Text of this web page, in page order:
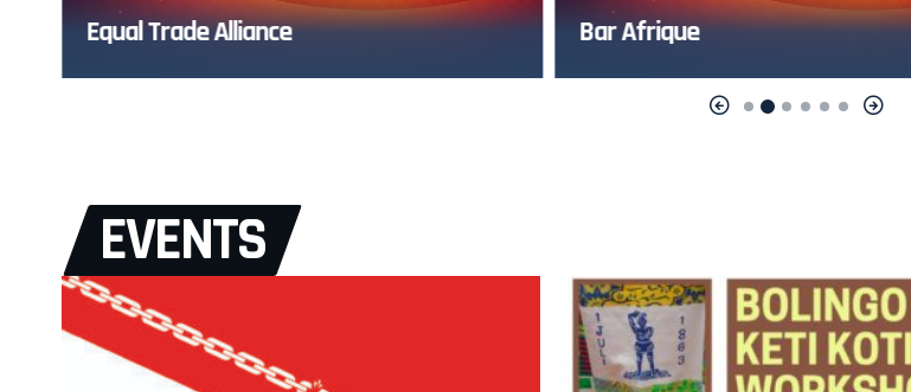
Equal Trade Alliance Bar Afrique
EVENTS